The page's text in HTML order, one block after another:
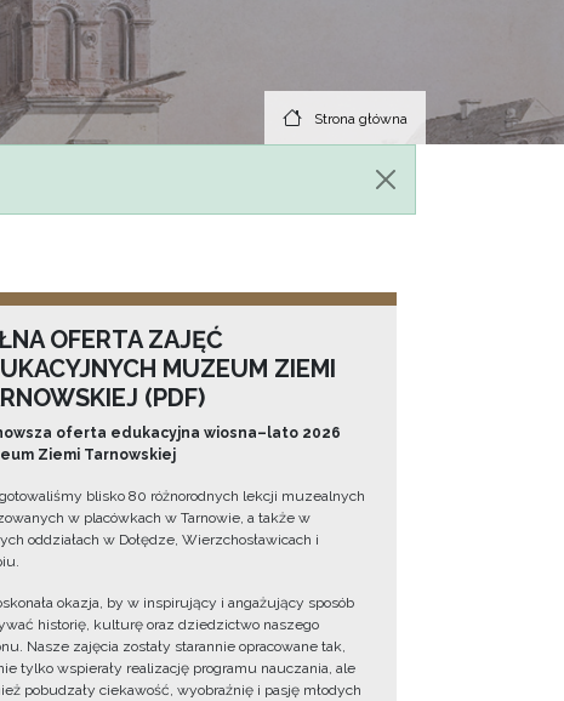
Strona główna
OFERTA ZAJĘĆ
MUZEUM ZIEMI
(PDF)
oferta edukacyjna wiosna–lato 2026
Ziemi Tarnowskiej
blisko 80 różnorodnych lekcji muzealnych
w placówkach w Tarnowie, a także w
oddziałach w Dołędze, Wierzchosławicach i
okazja, by w inspirujący i angażujący sposób
historię, kulturę oraz dziedzictwo naszego
Nasze zajęcia zostały starannie opracowane tak,
tylko wspierały realizację programu nauczania, ale
pobudzały ciekawość, wyobraźnię i pasję młodych